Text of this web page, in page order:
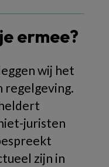
ermee?
wij het
regelgeving.
juristen
zijn in